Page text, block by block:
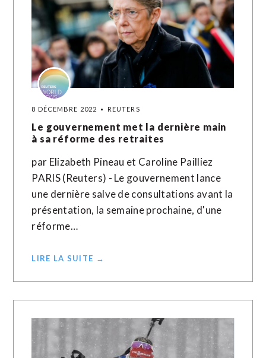
8 DÉCEMBRE 2022 REUTERS
Le gouvernement met la dernière main
à sa réforme des retraites
par Elizabeth Pineau et Caroline Pailliez
PARIS (Reuters) - Le gouvernement lance
une dernière salve de consultations avant la
présentation, la semaine prochaine, d'une
réforme…
LIRE LA SUITE →